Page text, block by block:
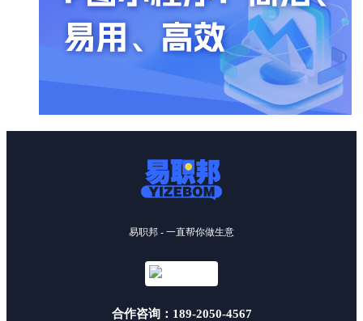
易职邦 - 一直帮你做生意
合作咨询：189-2050-4567